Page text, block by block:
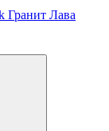
Гранит Лава